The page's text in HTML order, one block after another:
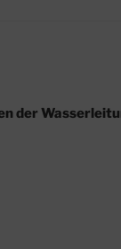
der